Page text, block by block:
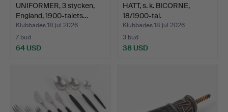
UNIFORMER, 3 stycken,
England, 1900-talets…
Klubbades 18 jul 2026
7 bud
64 USD
HATT, s. k. BICORNE,
18/1900-tal.
Klubbades 18 jul 2026
3 bud
38 USD